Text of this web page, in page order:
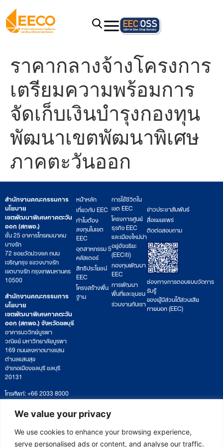
We value your privacy
We use cookies to enhance your browsing experience,
serve personalised ads or content, and analyse our traffic.
ราคากลางจ้างโครงการ
เตรียมความพร้อมการ
จัดเก็บเงินบำรุงกองทุน
พัฒนาเขตพัฒนาพิเศษ
ภาคตะวันออก
สำนักงานคณะกรรมการ
นโยบาย
เขตพัฒนาพิเศษภาคตะวัน
ออก (สกพอ.)
ชั้น 25 อาคารโทรคมนาคม
บางรัก
72 ซอยวัดม่วงแค ถนน
เจริญกรุง แขวงบางรัก
เขตบางรัก กรุงเทพมหานคร
10500
สำนักงานคณะกรรมการ
นโยบาย
เขตพัฒนาพิเศษภาคตะวัน
ออก (สกพอ.) จังหวัดชลบุรี
อาคารนววิทย์บูรพา
วณิชย์ มหาวิทยาลัยบูรพา
169 ถนนลงหาดบางแสน
ตำบลแสนสุข
อำเภอเมืองชลบุรี ชลบุรี
20131
โทรศัพท์: +66 2033 8000
เวลาทำการ: จันทร์ – ศุกร์
09:00 – 17:00 น.
ติดตามหนังสือหรือยื่นเอกสาร
saraban@eeco.or.th
หน้าหลัก
เกี่ยวกับ EEC
ทำไมต้อง
ลงทุนในเขต
EEC
อุตสาหกรรม 5
คลัสเตอร์
สิทธิประโยชน์
EEC
โครงสร้างพื้น
ฐาน
การใช้ชีวิตใน
เขต EEC
โครงการศูนย์
ธุรกิจ EEC
และเมืองใหม่น่า
อยู่อัจฉริยะ
(EECiti)
กองทุนพัฒนา
EEC
การพัฒนา
พื้นที่และชุมชน
ร่วมงานกับเรา
ข่าวประชาสัมพันธ์
สื่อเผยแพร่
ติดต่อสอบถาม
ช่องทางการตอบแบบวัดการ
รับรู้
ของผู้มีส่วนได้ส่วนเสีย
ภายนอก (EEC)